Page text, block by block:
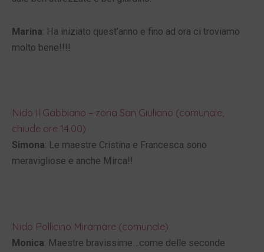
Marina: Ha iniziato quest’anno e fino ad ora ci troviamo
molto bene!!!!
Nido Il Gabbiano – zona San Giuliano (comunale,
chiude ore 14.00)
Simona: Le maestre Cristina e Francesca sono
meravigliose e anche Mirca!!
Nido Pollicino Miramare (comunale)
Monica: Maestre bravissime…come delle seconde